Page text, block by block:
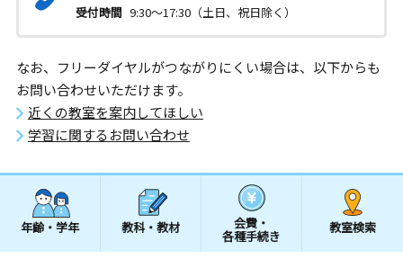
受付時間 9:30～17:30（土日、祝日除く）
なお、フリーダイヤルがつながりにくい場合は、以下からも
お問い合わせいただけます。
近くの教室を案内してほしい
学習に関するお問い合わせ
年齢・学年 教科・教材 会費・
各種手続き
教室検索